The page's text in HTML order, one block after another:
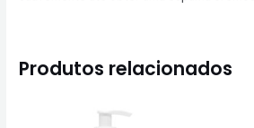
Produtos relacionados